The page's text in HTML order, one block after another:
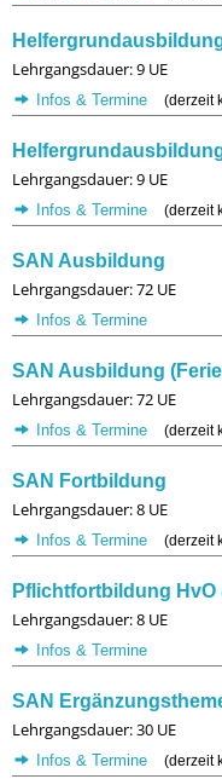
Lehrgangsdauer: 9 UE
Infos & Termine (derzeit
Lehrgangsdauer: 9 UE
Infos & Termine (derzeit
SAN Ausbildung
Lehrgangsdauer: 72 UE
Infos & Termine
SAN Ausbildung
Lehrgangsdauer: 72 UE
Infos & Termine (derzeit
SAN Fortbildung
Lehrgangsdauer: 8 UE
Infos & Termine (derzeit
Pflichtfortbildung HvO
Lehrgangsdauer: 8 UE
Infos & Termine
SAN
Lehrgangsdauer: 30 UE
Infos & Termine (derzeit